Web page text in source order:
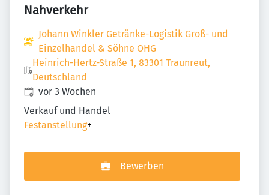
Nahverkehr
Johann Winkler Getränke-Logistik Groß- und
Einzelhandel & Söhne OHG
Heinrich-Hertz-Straße 1, 83301 Traunreut,
Deutschland
Veröffentlicht:
vor 3 Wochen
Verkauf und Handel
Festanstellung+
Bewerben